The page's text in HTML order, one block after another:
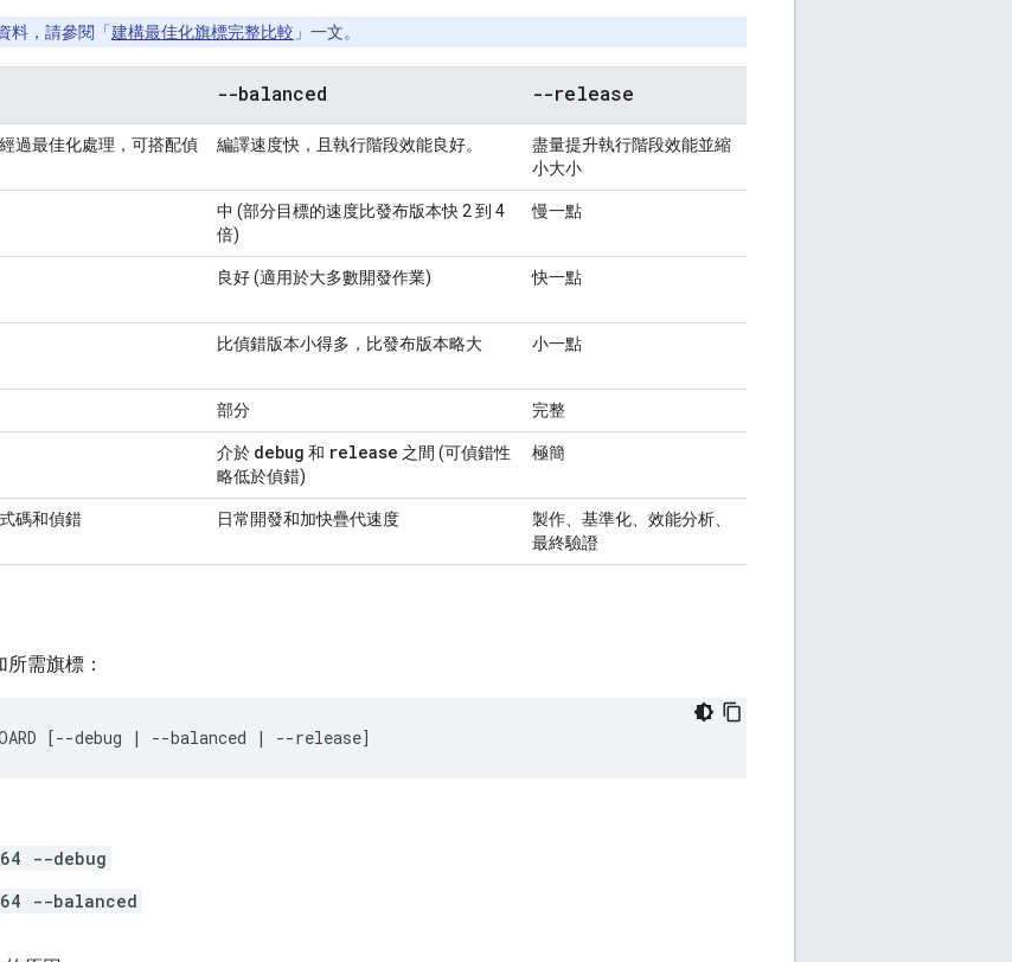
料，請參閱「 建構最佳化旗標完整比較 」一文。
--balanced --release
過最佳化處理，可搭配偵
編譯速度快，且執行階段效能良好。
盡量提升執行階段效能並縮
小大小
中 (部分目標的速度比發布版本快 2 到 4
倍)
慢一點
良好 (適用於大多數開發作業) 快一點
比偵錯版本小得多，比發布版本略大 小一點
部分 完整
介於 debug 和 release 之間 (可偵錯性
略低於偵錯)
極簡
碼和偵錯 日常開發和加快疊代速度
製作、基準化、效能分析、
最終驗證
需旗標：
[--debug | --balanced | --release]
--debug
--balanced